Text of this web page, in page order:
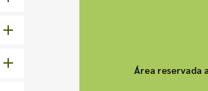
Área reservada